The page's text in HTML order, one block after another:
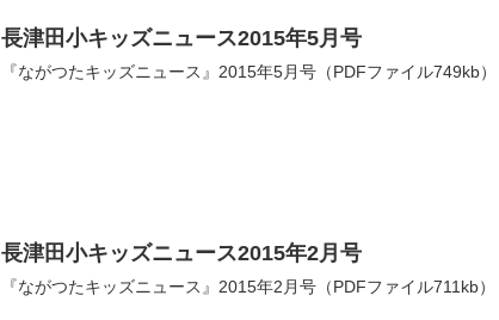
長津田小キッズニュース2015年5月号
『ながつたキッズニュース』2015年5月号（PDFファイル749kb）
長津田小キッズニュース2015年2月号
『ながつたキッズニュース』2015年2月号（PDFファイル711kb）